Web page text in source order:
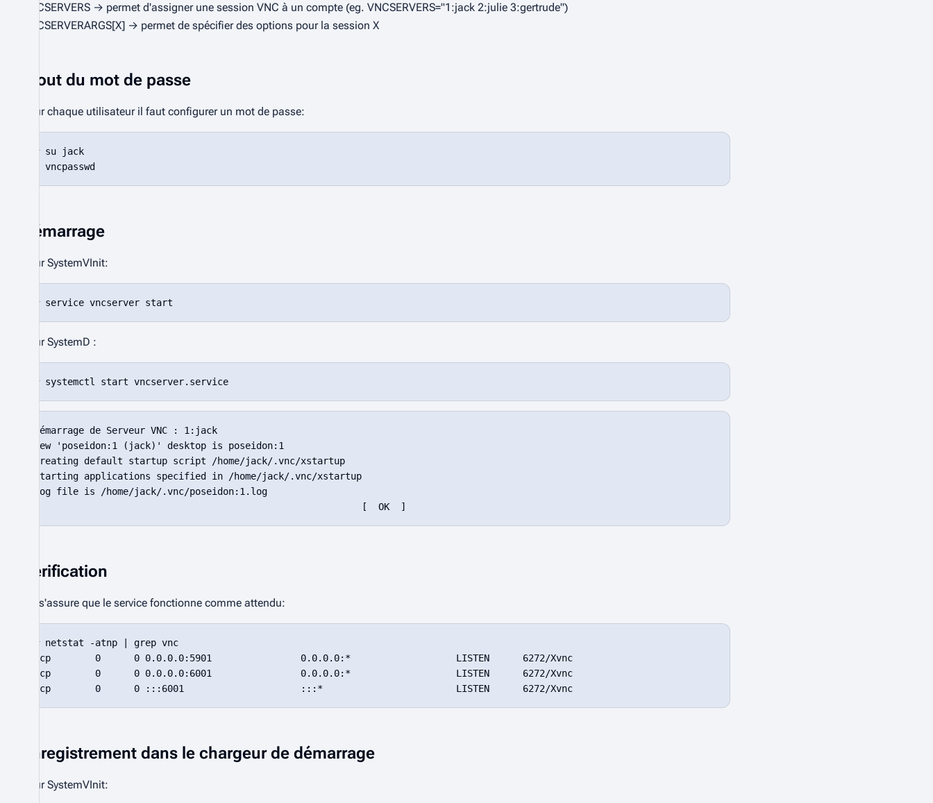
VNCSERVERS → permet d'assigner une session VNC à un compte (eg. VNCSERVERS="1:jack 2:julie 3:gertrude")
VNCSERVERARGS[X] → permet de spécifier des options pour la session X
Ajout du mot de passe
Pour chaque utilisateur il faut configurer un mot de passe:
# su jack
Démarrage
Pour SystemVInit:
Pour SystemD :
Démarrage de Serveur VNC : 1:jack
New 'poseidon:1 (jack)' desktop is poseidon:1
Creating default startup script /home/jack/.vnc/xstartup
Starting applications specified in /home/jack/.vnc/xstartup
Log file is /home/jack/.vnc/poseidon:1.log
Vérification
On s'assure que le service fonctionne comme attendu:
# netstat -atnp | grep vnc
tcp        0      0 0.0.0.0:5901                0.0.0.0:*                   LISTEN      6272/Xvnc
tcp        0      0 0.0.0.0:6001                0.0.0.0:*                   LISTEN      6272/Xvnc
Enregistrement dans le chargeur de démarrage
Pour SystemVInit: